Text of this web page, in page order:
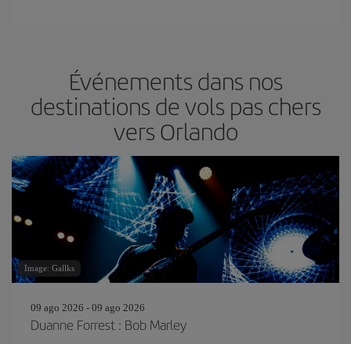
Événements dans nos
destinations de vols pas chers
vers Orlando
Image: Gallks
09 ago 2026 - 09 ago 2026
Duanne Forrest : Bob Marley